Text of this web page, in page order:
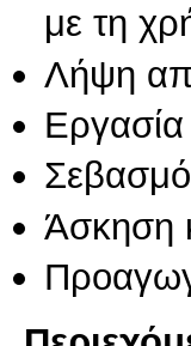
με τη
Λήψη
Εργασία
Άσκηση